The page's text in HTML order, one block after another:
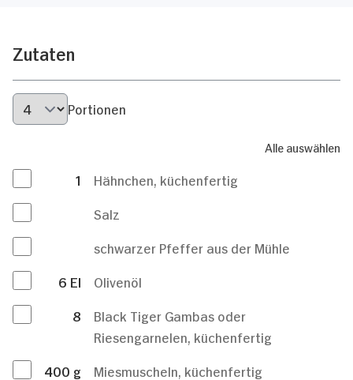
Zutaten
Portionen
Alle auswählen
1
Hähnchen, küchenfertig
Salz
schwarzer Pfeffer aus der Mühle
6 El
Olivenöl
8
Black Tiger Gambas oder
Riesengarnelen, küchenfertig
400 g
Miesmuscheln, küchenfertig